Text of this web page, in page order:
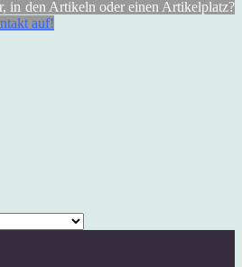
in den Artikeln oder einen Artikelplatz?
auf!